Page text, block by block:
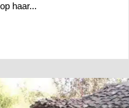
haar...